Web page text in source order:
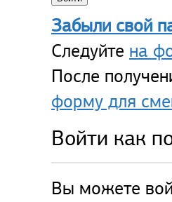
Забыли свой
Следуйте на
После
форму для
Войти как
Вы можете